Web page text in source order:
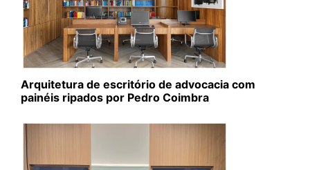
Arquitetura de escritório de advocacia com
painéis ripados por Pedro Coimbra